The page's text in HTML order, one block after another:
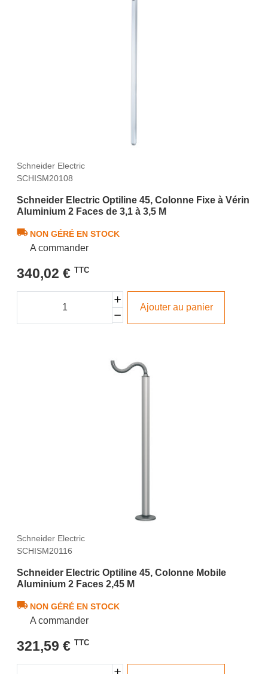
Schneider Electric
SCHISM20108
Schneider Electric Optiline 45, Colonne Fixe à Vérin
Aluminium 2 Faces de 3,1 à 3,5 M
NON GÉRÉ EN STOCK
A commander
340,02 € TTC
Ajouter au panier
Schneider Electric
SCHISM20116
Schneider Electric Optiline 45, Colonne Mobile
Aluminium 2 Faces 2,45 M
NON GÉRÉ EN STOCK
A commander
321,59 € TTC